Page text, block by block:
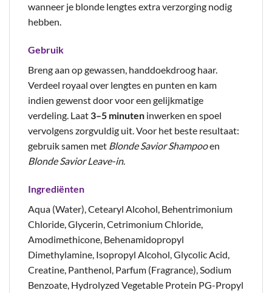
wanneer je blonde lengtes extra verzorging nodig
hebben.
Gebruik
Breng aan op gewassen, handdoekdroog haar.
Verdeel royaal over lengtes en punten en kam
indien gewenst door voor een gelijkmatige
verdeling. Laat 3–5 minuten inwerken en spoel
vervolgens zorgvuldig uit. Voor het beste resultaat:
gebruik samen met Blonde Savior Shampooen
Blonde Savior Leave-in.
Ingrediënten
Aqua (Water), Cetearyl Alcohol, Behentrimonium
Chloride, Glycerin, Cetrimonium Chloride,
Amodimethicone, Behenamidopropyl
Dimethylamine, Isopropyl Alcohol, Glycolic Acid,
Creatine, Panthenol, Parfum (Fragrance), Sodium
Benzoate, Hydrolyzed Vegetable Protein PG-Propyl